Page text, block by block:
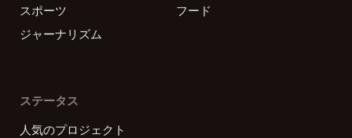
スポーツ
フード
ジャーナリズム
ステータス
人気のプロジェクト